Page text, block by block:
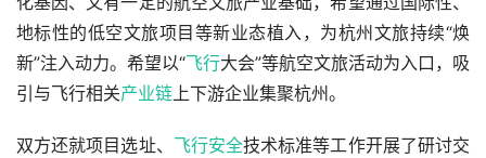
地标性的低空文旅项目等新业态植入，为杭州文旅持续“焕
新”注入动力。希望以“飞行大会”等航空文旅活动为入口，吸
引与飞行相关产业链上下游企业集聚杭州。
双方还就项目选址、 飞行安全技术标准等工作开展了研讨交